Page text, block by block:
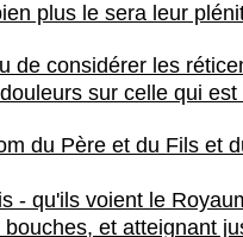
plus le sera leur
considérer les
sur celle qui
du Père et du Fils et
- qu'ils voient le
et atteignant